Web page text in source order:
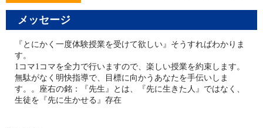
メッセージ
『とにかく一度体験授業を受けて欲しい』そうすればわかりま
す。
1コマ1コマを全力で行いますので、楽しい授業を約束します。
無駄がなく明快指導で、目標に向かうあなたを手伝いしま
す。。座右の銘：『先生』とは、『先に生きた人』ではなく、
生徒を『先に生かせる』存在